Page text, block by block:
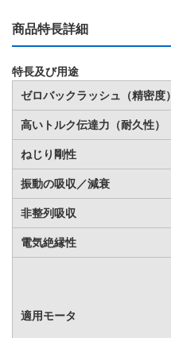
商品特長詳細
特長及び用途
ゼロバックラッシュ（精密度）
高いトルク伝達力（耐久性）
ねじり剛性
振動の吸収／減衰
非整列吸収
電気絶縁性
適用モータ